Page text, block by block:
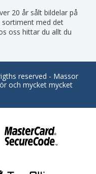
20 år sålt bildelar på
med det
oss hittar du allt du
reserved - Massor
och mycket mycket